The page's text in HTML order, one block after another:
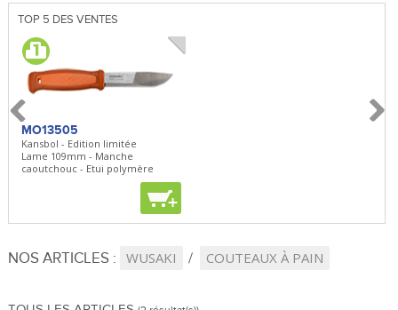
TOP 5 DES VENTES
MO13505
Kansbol - Edition limitée
Lame 109mm - Manche
caoutchouc - Etui polymère
+
NOS ARTICLES : WUSAKI COUTEAUX À PAIN